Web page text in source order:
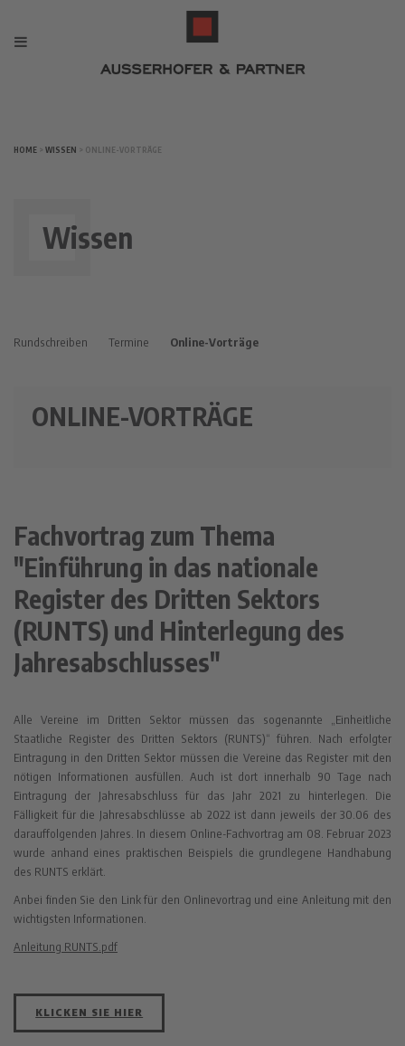
HOME > WISSEN > ONLINE-VORTRÄGE
Wissen
Rundschreiben Termine Online-Vorträge
ONLINE-VORTRÄGE
Fachvortrag zum Thema
"Einführung in das nationale
Register des Dritten Sektors
(RUNTS) und Hinterlegung des
Jahresabschlusses"
Alle Vereine im Dritten Sektor müssen das sogenannte „Einheitliche
Staatliche Register des Dritten Sektors (RUNTS)“ führen. Nach erfolgter
Eintragung in den Dritten Sektor müssen die Vereine das Register mit den
nötigen Informationen ausfüllen. Auch ist dort innerhalb 90 Tage nach
Eintragung der Jahresabschluss für das Jahr 2021 zu hinterlegen. Die
Fälligkeit für die Jahresabschlüsse ab 2022 ist dann jeweils der 30.06 des
darauffolgenden Jahres. In diesem Online-Fachvortrag am 08. Februar 2023
wurde anhand eines praktischen Beispiels die grundlegene Handhabung
des RUNTS erklärt.
Anbei finden Sie den Link für den Onlinevortrag und eine Anleitung mit den
wichtigsten Informationen.
Anleitung RUNTS.pdf
KLICKEN SIE HIER